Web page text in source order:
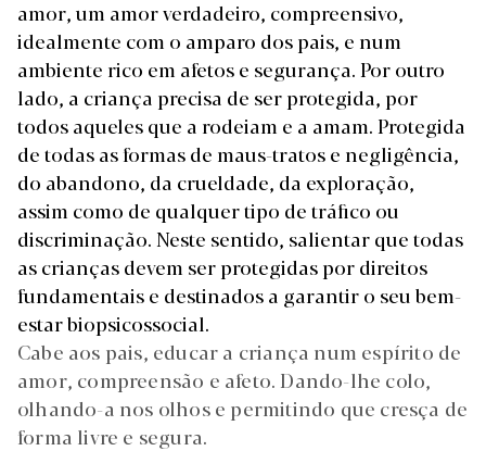
amor, um amor verdadeiro, compreensivo,
idealmente com o amparo dos pais, e num
ambiente rico em afetos e segurança. Por outro
lado, a criança precisa de ser protegida, por
todos aqueles que a rodeiam e a amam. Protegida
de todas as formas de maus-tratos e negligência,
do abandono, da crueldade, da exploração,
assim como de qualquer tipo de tráfico ou
discriminação. Neste sentido, salientar que todas
as crianças devem ser protegidas por direitos
fundamentais e destinados a garantir o seu bem-
estar biopsicossocial.
Cabe aos pais, educar a criança num espírito de
amor, compreensão e afeto. Dando-lhe colo,
olhando-a nos olhos e permitindo que cresça de
forma livre e segura.